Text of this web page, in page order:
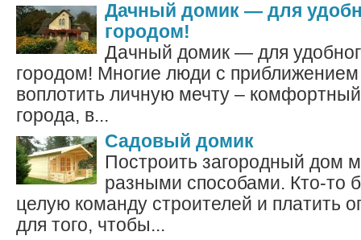
Дачный домик — для
городом!
Дачный домик — для
городом! Многие люди с
воплотить личную мечту –
города, в...
Садовый домик
Построить загородный дом
разными способами. Кто-то
целую команду строителей и платить
для того, чтобы...